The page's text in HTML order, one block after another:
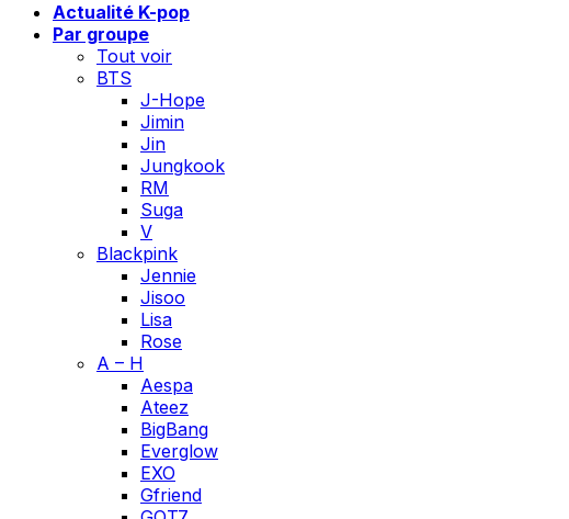
Actualité K-pop
Par groupe
Tout voir
BTS
J-Hope
Jimin
Jin
Jungkook
RM
Suga
V
Blackpink
Jennie
Jisoo
Lisa
Rose
A – H
Aespa
Ateez
BigBang
Everglow
EXO
Gfriend